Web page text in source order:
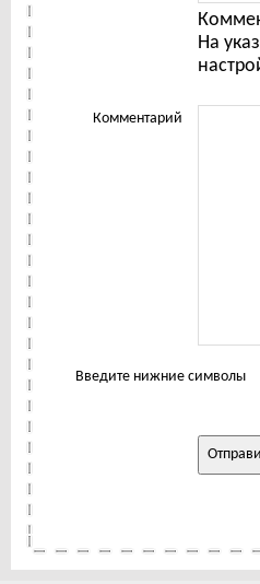
На
Комментарий
Введите нижние символы